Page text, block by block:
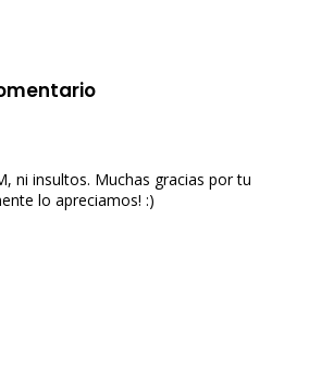
ni insultos. Muchas gracias por tu
lo apreciamos! :)